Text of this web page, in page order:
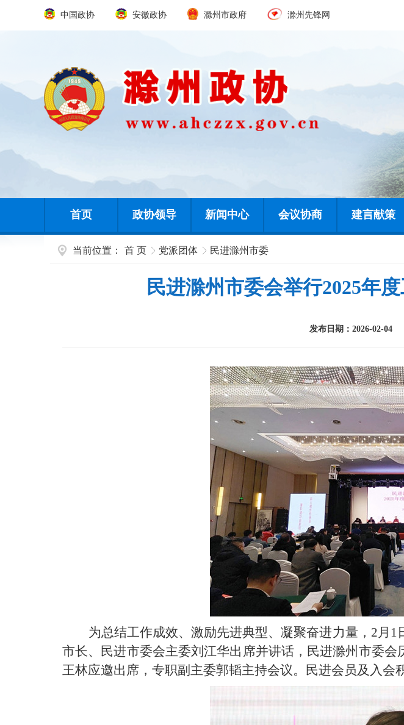
中国政协 安徽政协 滁州市政府 滁州先锋网
首页 政协领导 新闻中心 会议协商 建言献策
当前位置： 首 页 党派团体 民进滁州市委
民进滁州市委会举行2025年
发布日期：2026-
为总结工作成效、激励先进典型、凝聚奋进力量，2月
市长、民进市委会主委刘江华出席并讲话，民进滁州市委
王林应邀出席，专职副主委郭韬主持会议。民进会员及入会